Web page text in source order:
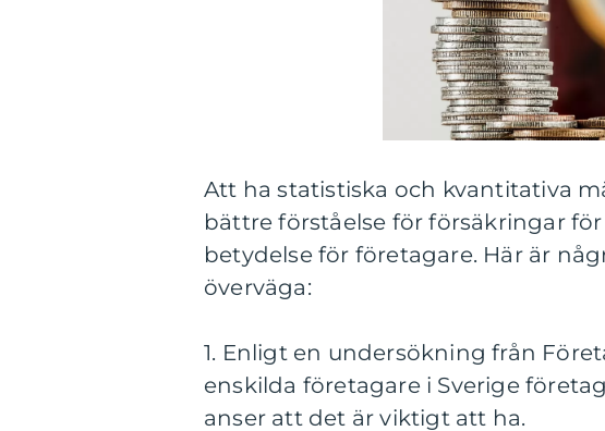
Att ha statistiska och kvantitativa
bättre förståelse för försäkringar
betydelse för företagare. Här är
överväga:
1. Enligt en undersökning från
enskilda företagare i Sverige
anser att det är viktigt att ha.